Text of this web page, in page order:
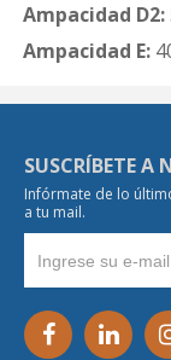
Ampacidad D2:
Ampacidad E:
SUSCRÍBETE A
Infórmate de lo
a tu mail.